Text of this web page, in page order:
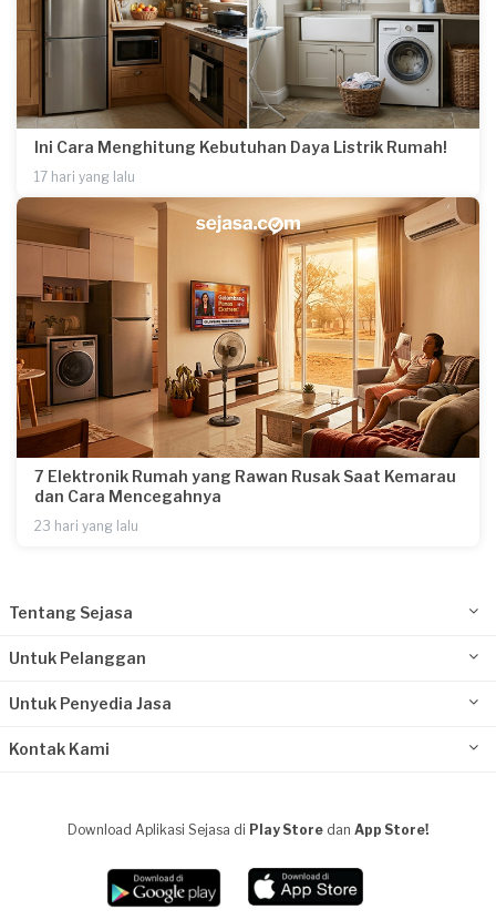
Ini Cara Menghitung Kebutuhan Daya Listrik Rumah!
17 hari yang lalu
7 Elektronik Rumah yang Rawan Rusak Saat Kemarau
dan Cara Mencegahnya
23 hari yang lalu
Tentang Sejasa
Untuk Pelanggan
Untuk Penyedia Jasa
Kontak Kami
Download Aplikasi Sejasa di Play Store dan App Store!